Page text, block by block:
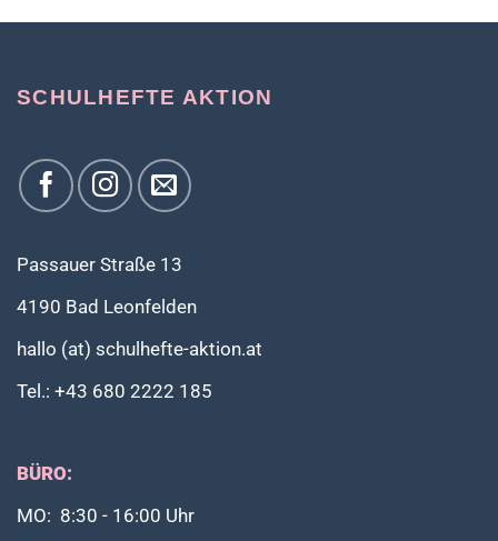
SCHULHEFTE AKTION
Passauer Straße 13
4190 Bad Leonfelden
hallo (at) schulhefte-aktion.at
Tel.: +43 680 2222 185
BÜRO:
MO: 8:30 - 16:00 Uhr